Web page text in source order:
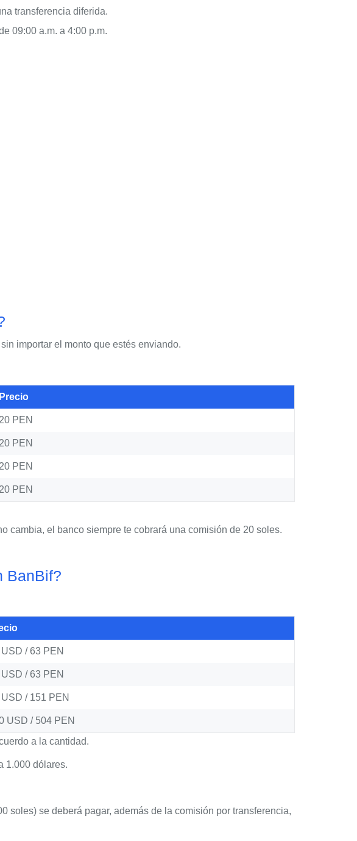
transferencia diferida.
09:00 a.m. a 4:00 p.m.
importar el monto que estés enviando.
Precio
PEN
PEN
PEN
PEN
cambia, el banco siempre te cobrará una comisión de 20 soles.
BanBif?
/ 63 PEN
/ 63 PEN
/ 151 PEN
USD / 504 PEN
a la cantidad.
1.000 dólares.
soles) se deberá pagar, además de la comisión por transferencia,